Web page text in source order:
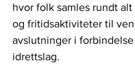
hvor folk samles rundt
og fritidsaktiviteter til
avslutninger i
idrettslag.